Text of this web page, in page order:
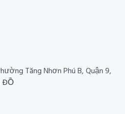
Tăng Nhơn Phú B, Quận 9,
ĐỒ